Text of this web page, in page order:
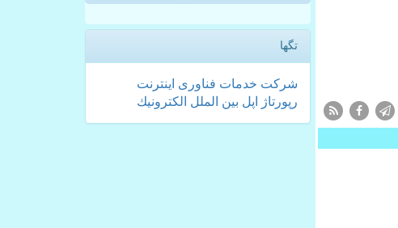
تگها
شركت خدمات فناوری اینترنت
رپورتاژ
اپل بین الملل الكترونیك